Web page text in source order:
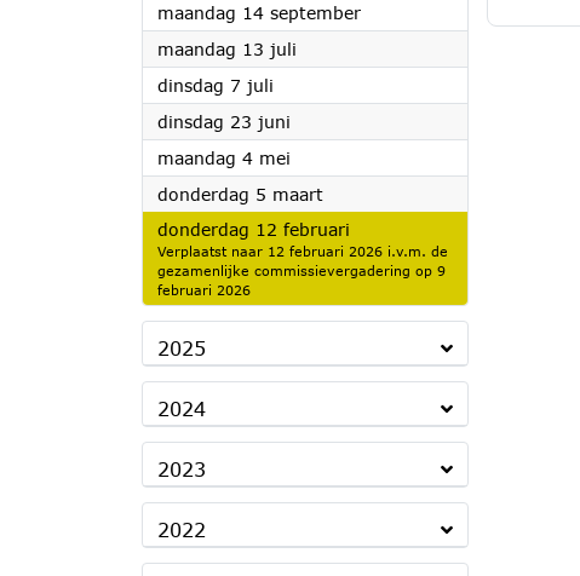
maandag 14 september2026
maandag 13 juli
dinsdag 7 juli
dinsdag 23 juni
maandag 4 mei
donderdag 5 maart2026
donderdag 12 februari
Verplaatst naar 12 februari 2026 i.v.m. de
gezamenlijke commissievergadering op 9
februari 2026
2025
2024
2023
2022